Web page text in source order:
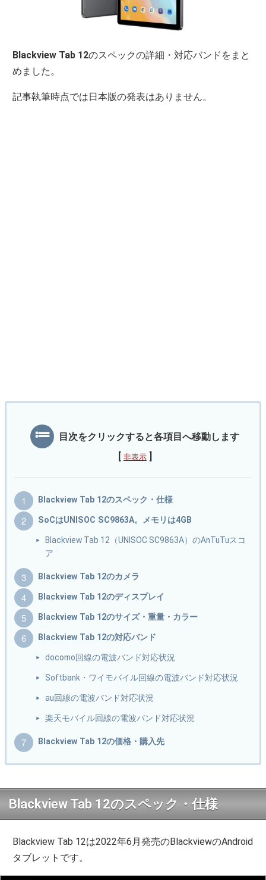
Blackview Tab 12のスペックの詳細・対応バンドをまと
めました。
記事執筆時点では日本版の発表はありません。
目次をクリックすると各項目へ移動します
非表示
Blackview Tab 12のスペック・仕様
SoCはUNISOC SC9863A。メモリは4GB
Blackview Tab 12（UNISOC SC9863A）のAnTuTuスコ
ア
Blackview Tab 12のカメラ
Blackview Tab 12のディスプレイ
Blackview Tab 12のサイズ・重量・カラー
Blackview Tab 12の対応バンド
docomo回線の電波バンド対応状況
Softbank・ワイモバイル回線の電波バンド対応状況
au回線の電波バンド対応状況
楽天モバイル回線の電波バンド対応状況
Blackview Tab 12の価格・購入先
Blackview Tab 12のスペック・仕様
Blackview Tab 12は2022年6月発売のBlackviewのAndroid
タブレットです。